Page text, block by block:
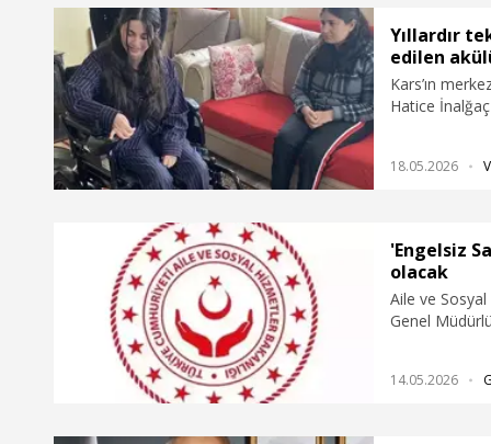
Yıllardır
edilen
Kars’ın
Hatice
ortak
18.05.2026
'Engelsiz
olacak
Aile ve Sosyal
Genel
erişilebilir
14.05.2026